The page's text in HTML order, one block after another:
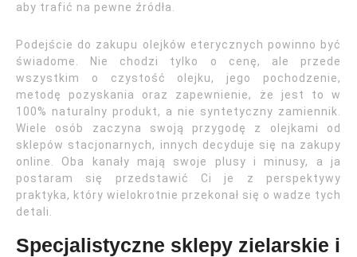
aby trafić na pewne źródła.
Podejście do zakupu olejków eterycznych powinno być
świadome. Nie chodzi tylko o cenę, ale przede
wszystkim o czystość olejku, jego pochodzenie,
metodę pozyskania oraz zapewnienie, że jest to w
100% naturalny produkt, a nie syntetyczny zamiennik.
Wiele osób zaczyna swoją przygodę z olejkami od
sklepów stacjonarnych, innych decyduje się na zakupy
online. Oba kanały mają swoje plusy i minusy, a ja
postaram się przedstawić Ci je z perspektywy
praktyka, który wielokrotnie przekonał się o wadze tych
detali.
Specjalistyczne sklepy zielarskie i